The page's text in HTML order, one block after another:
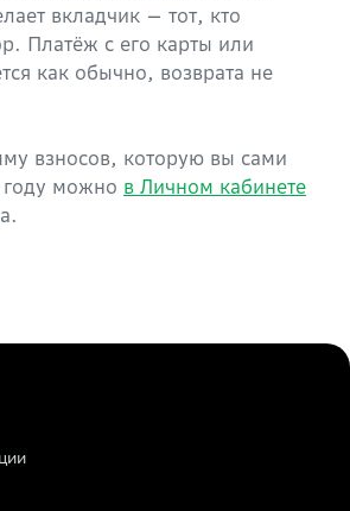
вкладчик — тот, кто
Платёж с его карты или
как обычно, возврата не
взносов, которую вы сами
году можно в Личном кабинете